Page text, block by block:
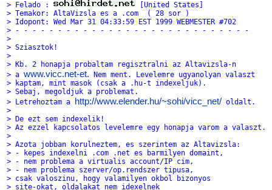
> Felado :
[United States]
> Temakor: AltaVizsla es a .com	 ( 28 sor )
> Idopont: Wed Mar 31 04:33:59 EST 1999 WEBMESTER #702
> - - - - - - - - - - - - - - - - - - - - - - - - - - - -
>
> Sziasztok!
>
> Kb. 2 honapja probaltam regisztralni az Altavizsla-n
> a www.vicc.net-et. Nem ment. Levelemre ugyanolyan valaszt
> kaptam, mint masok (csak a .hu-t indexeljuk).
> Sebaj, megoldjuk a problemat.
> Letrehoztam a http://www.elender.hu/~sohi/vicc_net/ oldalt.
>
> De ezt sem indexelik!
> Az ezzel kapcsolatos levelemre egy honapja varom a valaszt.
>
> Azota jobban korulneztem, es szerintem az Altavizsla:
> - kepes indexelni .com .net es barmilyen domaint,
> - nem problema a virtualis account/IP cim,
> - nem problema szerver/op.rendszer tipusa,
> csak valoszinu, hogy valamilyen okbol bizonyos
> site-okat, oldalakat nem idexelnek